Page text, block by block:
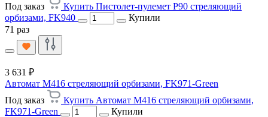
Под заказ
Купить Пистолет-пулемет P90 стреляющий
орбизами, FK940
Купили
71 раз
3 631 ₽
Автомат M416 стреляющий орбизами, FK971-Green
Под заказ
Купить Автомат M416 стреляющий орбизами,
FK971-Green
Купили